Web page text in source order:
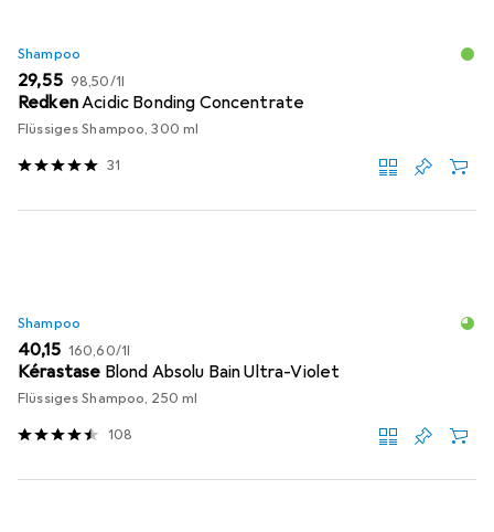
Shampoo
EUR
29,55 EUR
98,50/1l
RedkenAcidic Bonding Concentrate
Flüssiges Shampoo, 300 ml
31
Shampoo
EUR
40,15 EUR
160,60/1l
Kérastase Blond Absolu Bain Ultra-Violet
Flüssiges Shampoo, 250 ml
108